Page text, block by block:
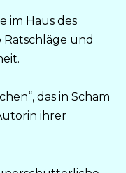
im Haus des
Ratschläge und
das in Scham
ihrer